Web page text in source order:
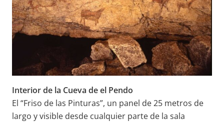
Interior de la Cueva de el Pendo
El “Friso de las Pinturas”, un panel de 25 metros de
largo y visible desde cualquier parte de la sala